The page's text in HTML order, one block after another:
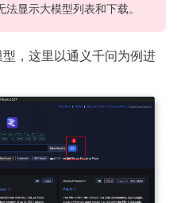
显示大模型列表和下载。
，这里以通义千问为例进